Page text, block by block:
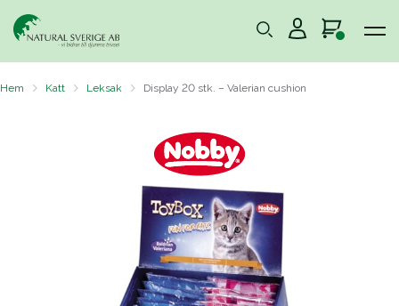
Hem Katt Leksak Display 20 stk. – Valerian cushion